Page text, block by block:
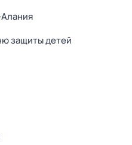
защиты детей